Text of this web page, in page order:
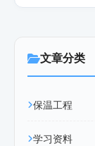
文章分类
保温工程
学习资料